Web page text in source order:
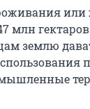
или
млн
землю